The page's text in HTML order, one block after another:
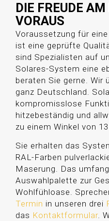
DIE FREUDE
VORAUS
Voraussetzung für
ist eine geprüfte
sind Spezialisten auf
Solares-System eine
beraten Sie gerne. Wir
ganz Deutschland.
kompromisslose
hitzebeständig und
zu einem Winkel von
Sie erhalten das
RAL-Farben
Maserung. Das
Auswahlpalette zur
Wohlfühloase.
Termin in unseren drei
das Kontaktformular.